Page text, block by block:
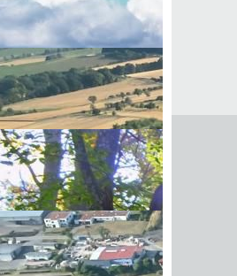
Verwaltung› Rathaus›
senden an*
Kommentar